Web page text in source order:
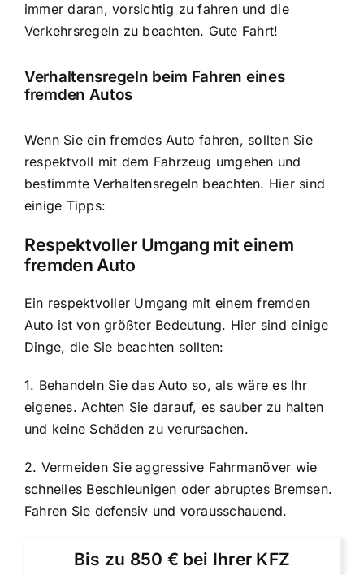
immer daran, vorsichtig zu fahren und die
Verkehrsregeln zu beachten. Gute Fahrt!
Verhaltensregeln beim Fahren eines
fremden Autos
Wenn Sie ein fremdes Auto fahren, sollten Sie
respektvoll mit dem Fahrzeug umgehen und
bestimmte Verhaltensregeln beachten. Hier sind
einige Tipps:
Respektvoller Umgang mit einem
fremden Auto
Ein respektvoller Umgang mit einem fremden
Auto ist von größter Bedeutung. Hier sind einige
Dinge, die Sie beachten sollten:
1. Behandeln Sie das Auto so, als wäre es Ihr
eigenes. Achten Sie darauf, es sauber zu halten
und keine Schäden zu verursachen.
2. Vermeiden Sie aggressive Fahrmanöver wie
schnelles Beschleunigen oder abruptes Bremsen.
Fahren Sie defensiv und vorausschauend.
Bis zu 850 € bei Ihrer KFZ